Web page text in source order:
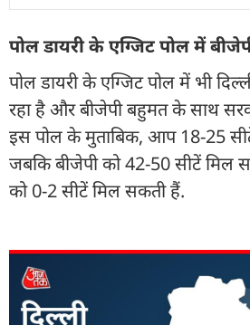
पोल डायरी के एग्जिट पोल में
पोल डायरी के एग्जिट पोल में भी
रहा है और बीजेपी बहुमत के साथ
इस पोल के मुताबिक, आप 18-25
जबकि बीजेपी को 42-50 सीटें मिल
को 0-2 सीटें मिल सकती हैं.